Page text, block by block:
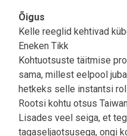
Õigus
Kelle reeglid kehtivad
Eneken Tikk
Kohtuotsuste täitmise
sama, millest eelpool
hetkeks selle instantsi
Rootsi kohtu otsus
Lisades veel seiga, et
tagaseljaotsusega, ongi